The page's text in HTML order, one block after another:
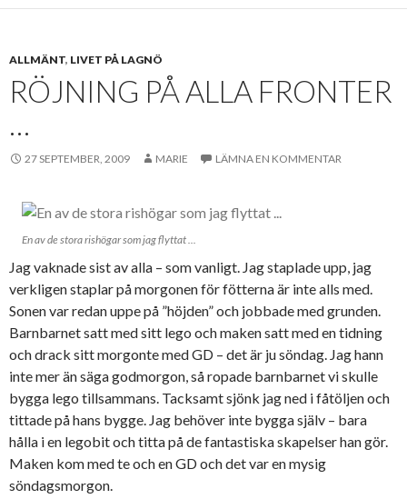
ALLMÄNT, LIVET PÅ LAGNÖ
RÖJNING PÅ ALLA FRONTER
…
27 SEPTEMBER, 2009 MARIE LÄMNA EN KOMMENTAR
En av de stora rishögar som jag flyttat ...
Jag vaknade sist av alla – som vanligt. Jag staplade upp, jag
verkligen staplar på morgonen för fötterna är inte alls med.
Sonen var redan uppe på ”höjden” och jobbade med grunden.
Barnbarnet satt med sitt lego och maken satt med en tidning
och drack sitt morgonte med GD – det är ju söndag. Jag hann
inte mer än säga godmorgon, så ropade barnbarnet vi skulle
bygga lego tillsammans. Tacksamt sjönk jag ned i fåtöljen och
tittade på hans bygge. Jag behöver inte bygga själv – bara
hålla i en legobit och titta på de fantastiska skapelser han gör.
Maken kom med te och en GD och det var en mysig
söndagsmorgon.